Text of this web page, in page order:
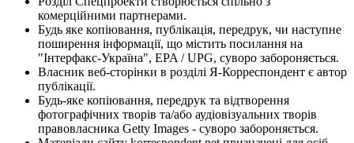
комерційними партнерами.
Будь яке копіювання, публікація, передрук, чи наступне
поширення інформації, що містить посилання на
"Інтерфакс-Україна", EPA / UPG, суворо забороняється.
Власник веб-сторінки в розділі Я-Корреспондент є автор
публікації.
Будь-яке копіювання, передрук та відтворення
фотографічних творів та/або аудіовізуальних творів
правовласника Getty Images - суворо забороняється.